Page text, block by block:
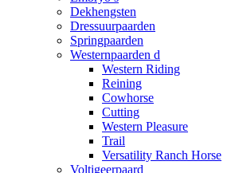
Dekhengsten
Dressuurpaarden
Springpaarden
Westernpaarden d
Western Riding
Reining
Cowhorse
Cutting
Western Pleasure
Trail
Versatility Ranch Horse
Voltigeerpaard